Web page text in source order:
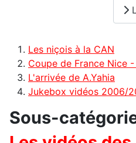
Les niçois à la CAN
Coupe de France Nice
L'arrivée de A.Yahia
Jukebox vidéos 2006/
Sous-